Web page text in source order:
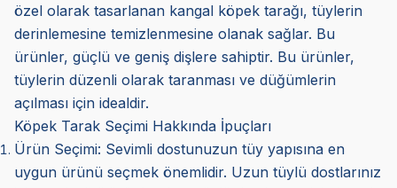
özel olarak tasarlanan kangal köpek tarağı, tüylerin
derinlemesine temizlenmesine olanak sağlar. Bu
ürünler, güçlü ve geniş dişlere sahiptir. Bu ürünler,
tüylerin düzenli olarak taranması ve düğümlerin
açılması için idealdir.
Köpek Tarak Seçimi Hakkında İpuçları
Ürün Seçimi: Sevimli dostunuzun tüy yapısına en
uygun ürünü seçmek önemlidir. Uzun tüylü dostlarınız